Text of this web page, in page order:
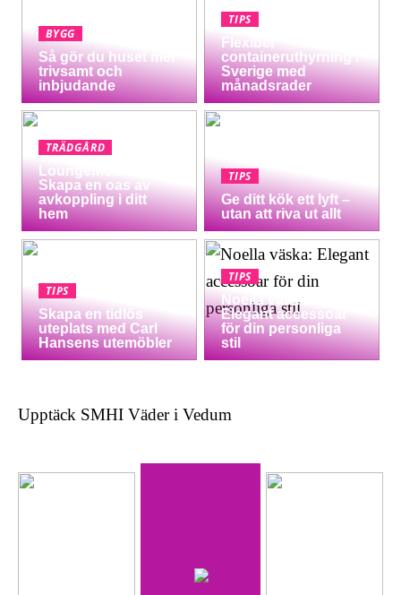
BYGG
Så gör du huset mer
trivsamt och
inbjudande
TIPS
Flexibel
containeruthyrning i
Sverige med
månadsrader
TRÄDGÅRD
Loungemöbler:
Skapa en oas av
avkoppling i ditt
hem
TIPS
Ge ditt kök ett lyft –
utan att riva ut allt
TIPS
Skapa en tidlös
uteplats med Carl
Hansens utemöbler
TIPS
Noella väska:
Elegant accessoar
för din personliga
stil
Upptäck SMHI Väder i Vedum